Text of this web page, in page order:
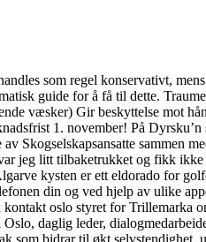
som regel konservativt,
guide for å få til dette.
væsker) Gir beskyttelse mot
1. november! På
Skogselskapsansatte sammen
jeg litt tilbaketrukket og fikk
kysten er ett eldorado for
din og ved hjelp av ulike
oslo styret for Trillemarka
daglig leder,
som bidrar til økt selvstendighet,